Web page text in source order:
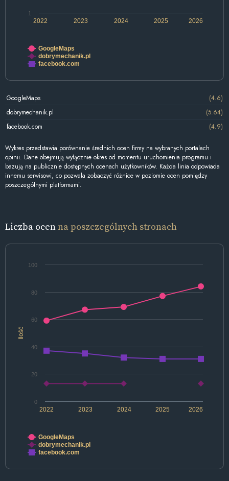
2022 2024 2026
2023 2025
1
GoogleMaps
dobrymechanik.pl
facebook.com
GoogleMaps
(4.6)
dobrymechanik.pl
(5.64)
facebook.com
(4.9)
Wykres przedstawia porównanie średnich ocen firmy na wybranych portalach
opinii. Dane obejmują wyłącznie okres od momentu uruchomienia programu i
bazują na publicznie dostępnych ocenach użytkowników. Każda linia odpowiada
innemu serwisowi, co pozwala zobaczyć różnice w poziomie ocen pomiędzy
poszczególnymi platformami.
Liczba ocenna poszczególnych stronach
Ilość
2022 2024 2026
2023 2025
0
20
40
60
80
100
GoogleMaps
dobrymechanik.pl
facebook.com